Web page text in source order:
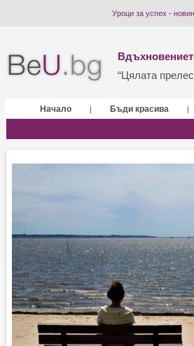
Уроци за успех -
“Цялата
Начало | Бъди красива |